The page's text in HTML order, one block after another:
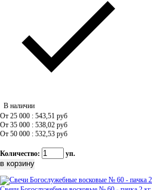
В наличии
От 25 000 : 543,51 руб
От 35 000 : 538,02 руб
От 50 000 : 532,53 руб
Количество: уп.